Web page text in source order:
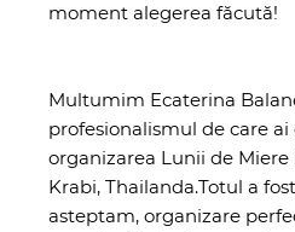
moment alegerea făcută!
Multumim Ecaterina
profesionalismul de care
organizarea Lunii de Miere
Krabi, Thailanda.Totul a
asteptam, organizare